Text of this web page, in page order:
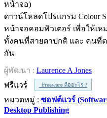
ดาวน์โหลดโปรแกรม Colour
หน้าจอคอมพิวเตอร์ เพื่อให้เ
ทั้งคนที่สายตาปกติ และ คนที่
กัน
ผู้พัฒนา : Laurence A Jones
ฟรีแวร์
Freeware คืออะไร ?
หมวดหมู่ : ซอฟต์แวร์
Desktop Publishing